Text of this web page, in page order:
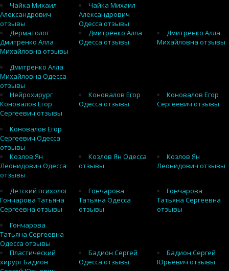
Чайка Михаил
Александрович
отзывы
Чайка Михаил
Александрович
Одесса отзывы
Дерматолог
Дмитренко Алла
Михайловна отзывы
Дмитренко Алла
Одесса отзывы
Дмитренко Алла
Михайловна отзывы
Дмитренко Алла
Михайловна Одесса
отзывы
Нейрохирург
Коновалов Егор
Сергеевич отзывы
Коновалов Егор
Одесса отзывы
Коновалов Егор
Сергеевич отзывы
Коновалов Егор
Сергеевич Одесса
отзывы
Козлов Ян
Леонидович Одесса
отзывы
Козлов Ян Одесса
отзывы
Козлов Ян
Леонидович отзывы
Детский психолог
Гончарова Татьяна
Сергеевна отзывы
Гончарова
Татьяна Одесса
отзывы
Гончарова
Татьяна Сергеевна
отзывы
Гончарова
Татьяна Сергеевна
Одесса отзывы
Пластический
хирург Бадион
Бадион Сергей
Одесса отзывы
Бадион Сергей
Юрьевич отзывы